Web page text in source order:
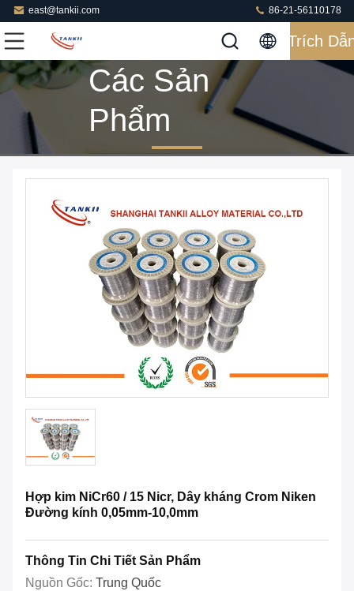
east@tankii.com 86-21-56110178
Trích
Các Sản
Phẩm
Hợp kim NiCr60 / 15 Nicr, Dây kháng Crom Niken
Đường kính 0,05mm-10,0mm
Thông Tin Chi Tiết Sản Phẩm
Nguồn Gốc: Trung Quốc